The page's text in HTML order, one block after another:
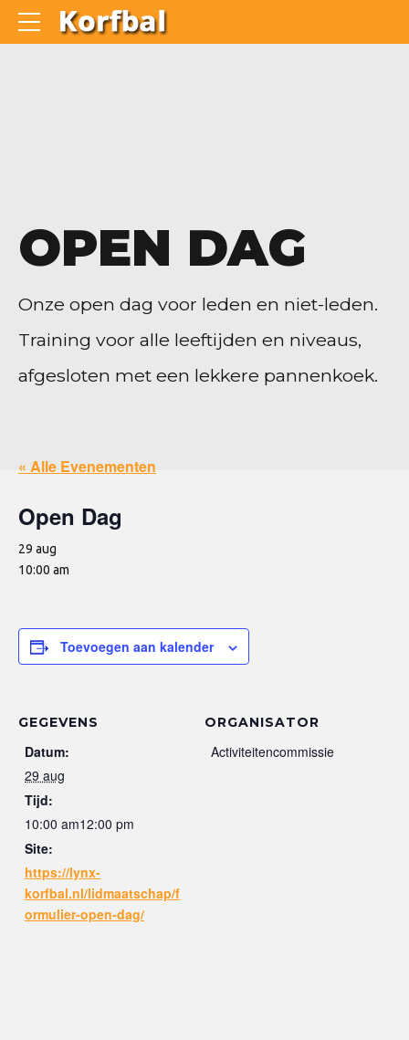
OPEN DAG
Onze open dag voor leden en niet-leden.
Training voor alle leeftijden en niveaus,
afgesloten met een lekkere pannenkoek.
« Alle Evenementen
Open Dag
29 aug
10:00 am
Toevoegen aan kalender
GEGEVENS
Datum:
29 aug
Tijd:
10:00 am12:00 pm
Site:
https://lynx-
korfbal.nl/lidmaatschap/f
ormulier-open-dag/
ORGANISATOR
Activiteitencommissie